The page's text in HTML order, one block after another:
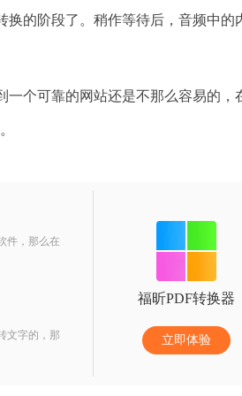
换的阶段了。稍作等待后，音频中的
个可靠的网站还是不那么容易的，
件，那么在
文字的，那
福昕PDF转换器
立即体验